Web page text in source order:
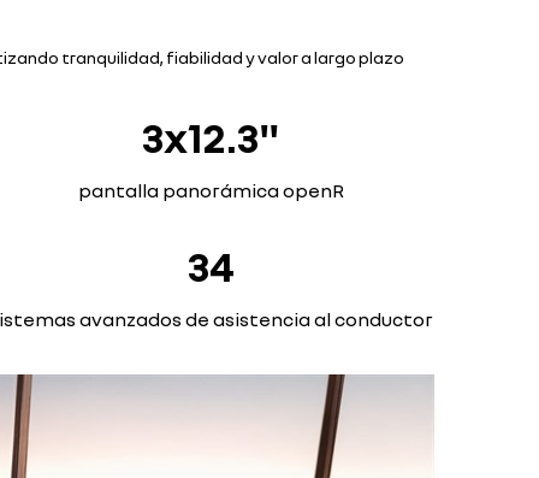
tranquilidad, fiabilidad y valor a largo plazo
3x12.3"
pantalla panorámica openR
34
avanzados de asistencia al conductor